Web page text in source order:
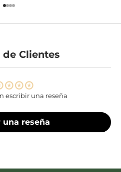
Ir al artículo 1
Ir al artículo 2
Ir al artículo 3
Ir al artículo 4
de Clientes
escribir una reseña
una reseña